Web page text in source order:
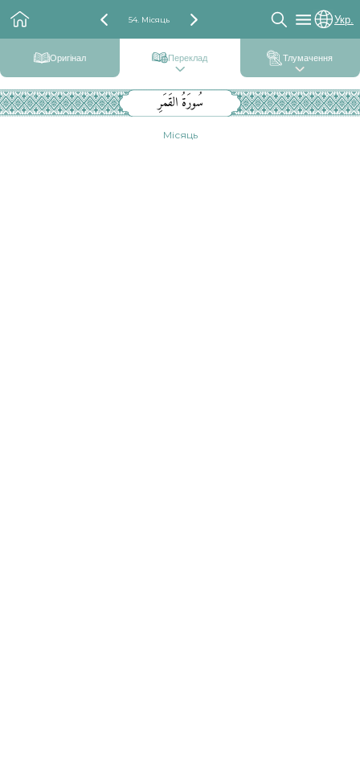
54. Місяць Укр.
Оригінал Переклад Тлумачення
سُورَةُ القَمَرِ
Місяць